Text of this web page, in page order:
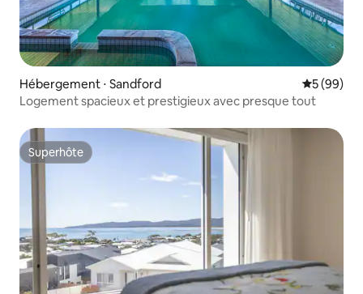
Hébergement ⋅ Sandford
5 (99)
Logement spacieux et prestigieux avec presque tout
Superhôte
Superhôte